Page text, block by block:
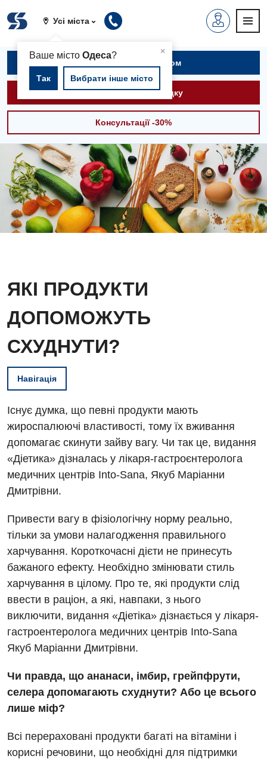
Усі міста
×
Ваше містоОдеса?
Так Вибрати інше місто
Записатися на прийом
Викликати швидку
Консультації -30%
ЯКІ ПРОДУКТИ
ДОПОМОЖУТЬ
СХУДНУТИ?
Навігація
Існує думка, що певні продукти мають
жироспалюючі властивості, тому їх вживання
допомагає скинути зайву вагу. Чи так це, видання
«Діетика» дізналась у лікаря-гастроєнтеролога
медичних центрів Into-Sana, Якуб Маріанни
Дмитрівни.
Привести вагу в фізіологічну норму реально,
тільки за умови налагодження правильного
харчування. Короткочасні дієти не принесуть
бажаного ефекту. Необхідно змінювати стиль
харчування в цілому. Про те, які продукти слід
ввести в раціон, а які, навпаки, з нього
виключити, видання «Діетіка» дізнається у лікаря-
гастроентеролога медичних центрів Into-Sana
Якуб Маріанни Дмитрівни.
Чи правда, що ананаси, імбир, грейпфрути,
селера допомагають схуднути? Або це всього
лише міф?
Всі перераховані продукти багаті на вітаміни і
корисні речовини, що необхідні для підтримки